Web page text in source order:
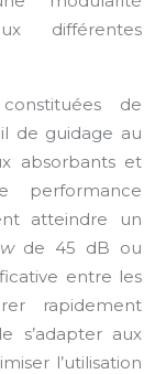
différentes
de
de guidage au
absorbants et
performance
atteindre un
de 45 dB ou
entre les
rapidement
s’adapter aux
l’utilisation